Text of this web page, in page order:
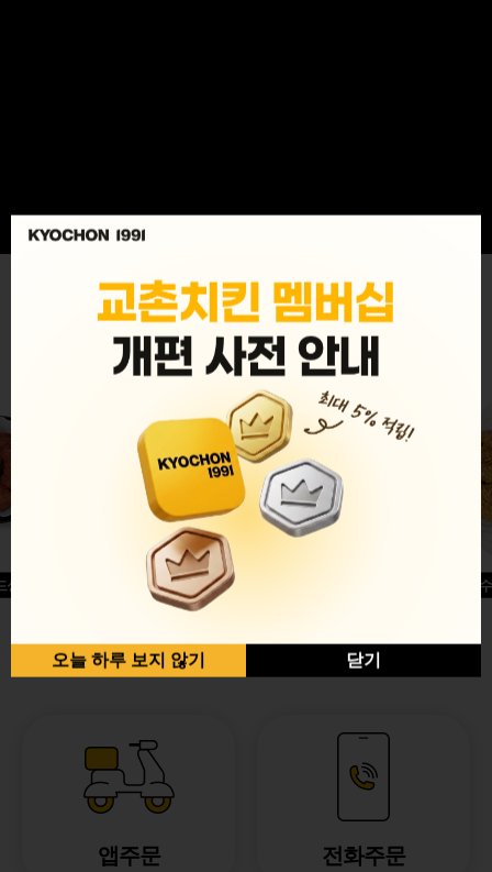
MENU
글윙
반반순살[레드+허니]
허니옥
앱주문 전화주문
오늘 하루 보지 않기 닫기